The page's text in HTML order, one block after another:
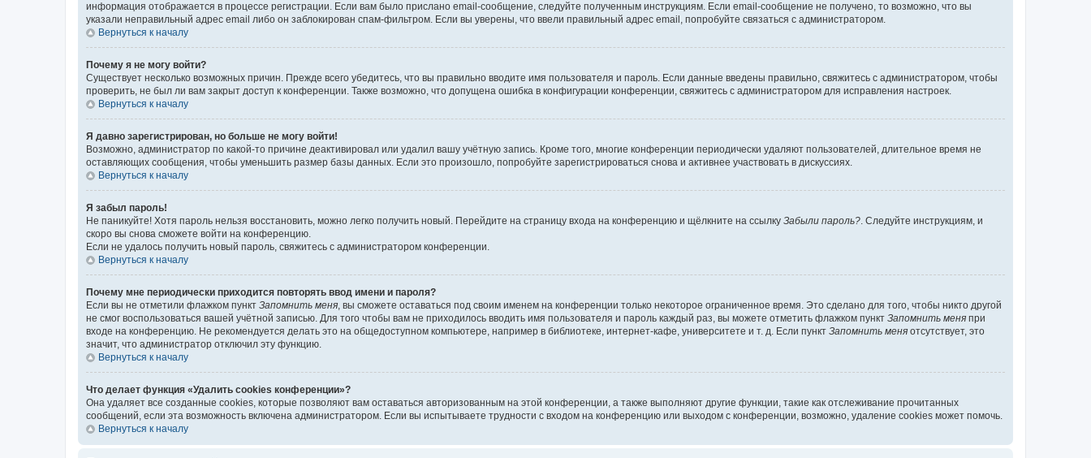
информация отображается в процессе регистрации. Если вам было прислано email-сообщение, следуйте полученным инструкциям. Если email-сообщение не получено, то возможно, что вы
указали неправильный адрес email либо он заблокирован спам-фильтром. Если вы уверены, что ввели правильный адрес email, попробуйте связаться с администратором.
Вернуться к началу
Почему я не могу войти?
Существует несколько возможных причин. Прежде всего убедитесь, что вы правильно вводите имя пользователя и пароль. Если данные введены правильно, свяжитесь с администратором, чтобы
проверить, не был ли вам закрыт доступ к конференции. Также возможно, что допущена ошибка в конфигурации конференции, свяжитесь с администратором для исправления настроек.
Вернуться к началу
Я давно зарегистрирован, но больше не могу войти!
Возможно, администратор по какой-то причине деактивировал или удалил вашу учётную запись. Кроме того, многие конференции периодически удаляют пользователей, длительное время не
оставляющих сообщения, чтобы уменьшить размер базы данных. Если это произошло, попробуйте зарегистрироваться снова и активнее участвовать в дискуссиях.
Вернуться к началу
Я забыл пароль!
Не паникуйте! Хотя пароль нельзя восстановить, можно легко получить новый. Перейдите на страницу входа на конференцию и щёлкните на ссылку Забыли пароль?. Следуйте инструкциям, и
скоро вы снова сможете войти на конференцию.
Если не удалось получить новый пароль, свяжитесь с администратором конференции.
Вернуться к началу
Почему мне периодически приходится повторять ввод имени и пароля?
Если вы не отметили флажком пункт Запомнить меня, вы сможете оставаться под своим именем на конференции только некоторое ограниченное время. Это сделано для того, чтобы никто другой
не смог воспользоваться вашей учётной записью. Для того чтобы вам не приходилось вводить имя пользователя и пароль каждый раз, вы можете отметить флажком пункт Запомнить меня при
входе на конференцию. Не рекомендуется делать это на общедоступном компьютере, например в библиотеке, интернет-кафе, университете и т. д. Если пункт Запомнить меня отсутствует, это
значит, что администратор отключил эту функцию.
Вернуться к началу
Что делает функция «Удалить cookies конференции»?
Она удаляет все созданные cookies, которые позволяют вам оставаться авторизованным на этой конференции, а также выполняют другие функции, такие как отслеживание прочитанных
сообщений, если эта возможность включена администратором. Если вы испытываете трудности с входом на конференцию или выходом с конференции, возможно, удаление cookies может помочь.
Вернуться к началу